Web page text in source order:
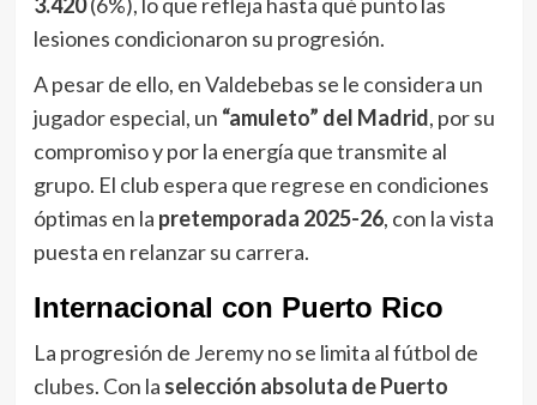
lesiones condicionaron su progresión.
A pesar de ello, en Valdebebas se le considera un
jugador especial, un “amuleto” del Madrid, por su
compromiso y por la energía que transmite al
grupo. El club espera que regrese en condiciones
óptimas en la pretemporada 2025-26, con la vista
puesta en relanzar su carrera.
Internacional con Puerto Rico
La progresión de Jeremy no se limita al fútbol de
clubes. Con la selección absoluta de Puerto